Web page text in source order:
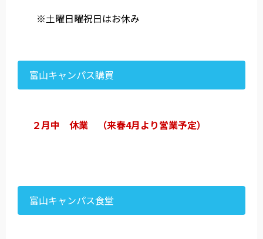
※土曜日曜祝日はお休み
富山キャンパス購買
２月中 休業 （来春4月より営業予定）
富山キャンパス食堂